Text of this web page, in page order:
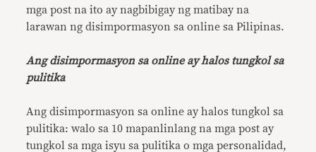
mga post na ito ay nagbibigay ng matibay na
larawan ng disimpormasyon sa online sa Pilipinas.
Ang disimpormasyon sa online ay halos tungkol sa
pulitika
Ang disimpormasyon sa online ay halos tungkol sa
pulitika: walo sa 10 mapanlinlang na mga post ay
tungkol sa mga isyu sa pulitika o mga personalidad,